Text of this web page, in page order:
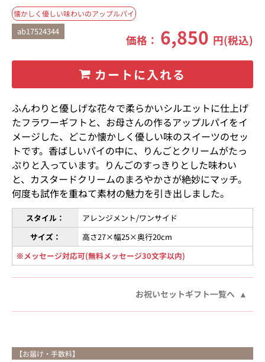
懐かしく優しい味わいのアップルパイ
ab17524344
価格： 6,850 円(税込)
カートに入れる
ふんわりと優しげな花々で柔らかいシルエットに仕上げ
たフラワーギフトと、お母さんの作るアップルパイをイ
メージした、どこか懐かしく優しい味のスイーツのセッ
トです。香ばしいパイの中に、りんごとクリームがたっ
ぷりと入っています。りんごのすっきりとした味わい
と、カスタードクリームのまろやかさが絶妙にマッチ。
何度も試作を重ねて素材の魅力を引き出しました。
スタイル：
アレンジメント/ワンサイド
サイズ：
高さ27×幅25×奥行20cm
※メッセージ対応可(無料メッセージ30文字以内)
お祝いセットギフト一覧へ
【お届け・手数料】